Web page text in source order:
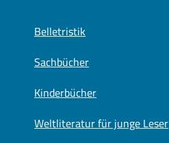
Belletristik
Sachbücher
Kinderbücher
Weltliteratur für junge Leser